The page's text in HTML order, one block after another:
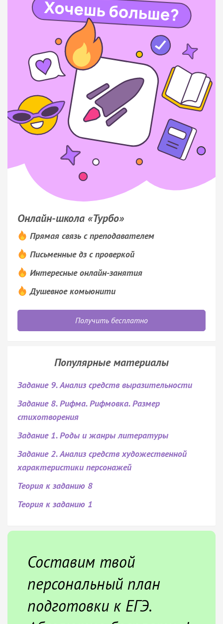
Онлайн-школа «Турбо»
Прямая связь с преподавателем
Письменные дз с проверкой
Интересные онлайн-занятия
Душевное комьюнити
Получить бесплатно
Популярные материалы
Задание 9. Анализ средств выразительности
Задание 8. Рифма. Рифмовка. Размер
стихотворения
Задание 1. Роды и жанры литературы
Задание 2. Анализ средств художественной
характеристики персонажей
Теория к заданию 8
Теория к заданию 1
Составим твой
персональный план
подготовки к ЕГЭ.